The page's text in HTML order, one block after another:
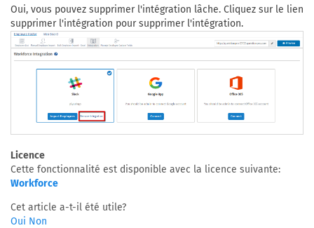
Oui, vous pouvez supprimer l'intégration lâche. Cliquez sur le lien
supprimer l'intégration pour supprimer l'intégration.
Licence
Cette fonctionnalité est disponible avec la licence suivante:
Workforce
Cet article a-t-il été utile?
Oui Non